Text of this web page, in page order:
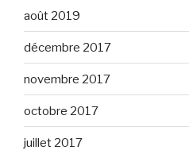
août 2019
décembre 2017
novembre 2017
octobre 2017
juillet 2017